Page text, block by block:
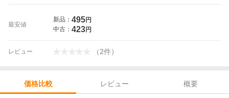
最安値
新品： 495円
中古： 423円
レビュー （2件）
価格比較 レビュー
概要